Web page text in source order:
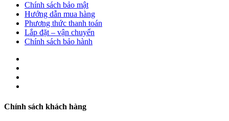
Chính sách bảo mật
Hướng dẫn mua hàng
Phương thức thanh toán
Lắp đặt – vận chuyển
Chính sách bảo hành
Chính sách khách hàng